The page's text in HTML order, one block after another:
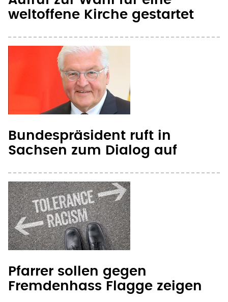
weltoffene Kirche gestartet
Bundespräsident ruft in
Sachsen zum Dialog auf
Pfarrer sollen gegen
Fremdenhass Flagge zeigen